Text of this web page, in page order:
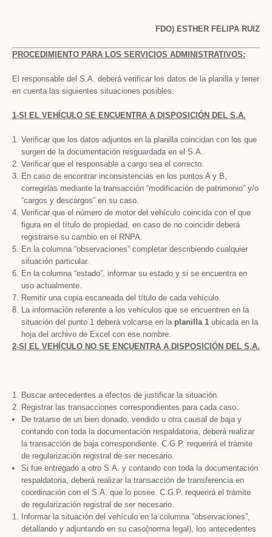
FDO) ESTHER FELIPA RUIZ
PROCEDIMIENTO PARA LOS SERVICIOS ADMINISTRATIVOS:
El responsable del S.A. deberá verificar los datos de la planilla y tener
en cuenta las siguientes situaciones posibles:
1-SI EL VEHÍCULO SE ENCUENTRA A DISPOSICIÓN DEL S.A.
Verificar que los datos adjuntos en la planilla coincidan con los que
surgen de la documentación resguardada en el S.A.
Verificar que el responsable a cargo sea el correcto.
En caso de encontrar inconsistencias en los puntos A y B,
corregirlas mediante la transacción “modificación de patrimonio” y/o
“cargos y descargos” en su caso.
Verificar que el número de motor del vehículo coincida con el que
figura en el título de propiedad, en caso de no coincidir deberá
registrarse su cambio en el RNPA.
En la columna “observaciones” completar describiendo cualquier
situación particular.
En la columna “estado”, informar su estado y si se encuentra en
uso actualmente.
Remitir una copia escaneada del título de cada vehículo.
La información referente a los vehículos que se encuentren en la
situación del punto 1 deberá volcarse en la planilla 1 ubicada en la
hoja del archivo de Excel con ese nombre.
2-SI EL VEHÍCULO NO SE ENCUENTRA A DISPOSICIÓN DEL S.A.
Buscar antecedentes a efectos de justificar la situación.
Registrar las transacciones correspondientes para cada caso:
De tratarse de un bien donado, vendido u otra causal de baja y
contando con toda la documentación respaldatoria, deberá realizar
la transacción de baja correspondiente. C.G.P. requerirá el trámite
de regularización registral de ser necesario.
Si fue entregado a otro S.A. y contando con toda la documentación
respaldatoria, deberá realizar la transacción de transferencia en
coordinación con el S.A. que lo posee. C.G.P. requerirá el trámite
de regularización registral de ser necesario.
Informar la situación del vehículo en la columna “observaciones”,
detallando y adjuntando en su caso(norma legal), los antecedentes